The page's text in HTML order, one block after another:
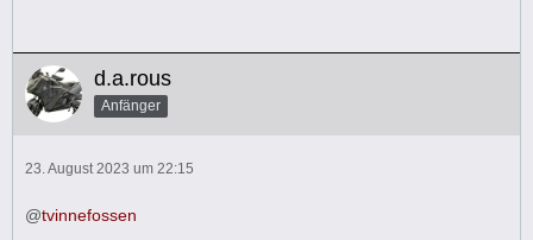
d.a.rous
Anfänger
23. August 2023 um 22:15
@tvinnefossen